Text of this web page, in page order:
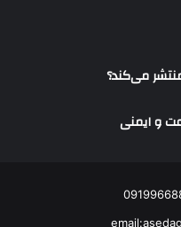
منتشر می‌کند؟
و ایمنی